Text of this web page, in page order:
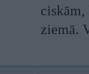
ziemā.